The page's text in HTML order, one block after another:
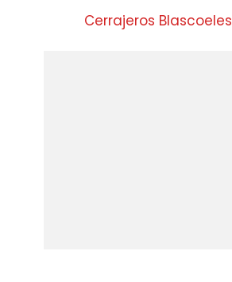
Cerrajeros Blascoeles